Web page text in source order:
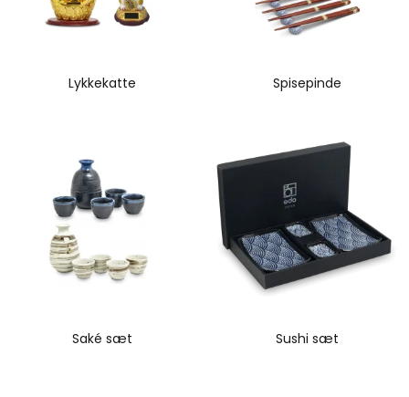
Lykkekatte Spisepinde
Saké sæt Sushi sæt